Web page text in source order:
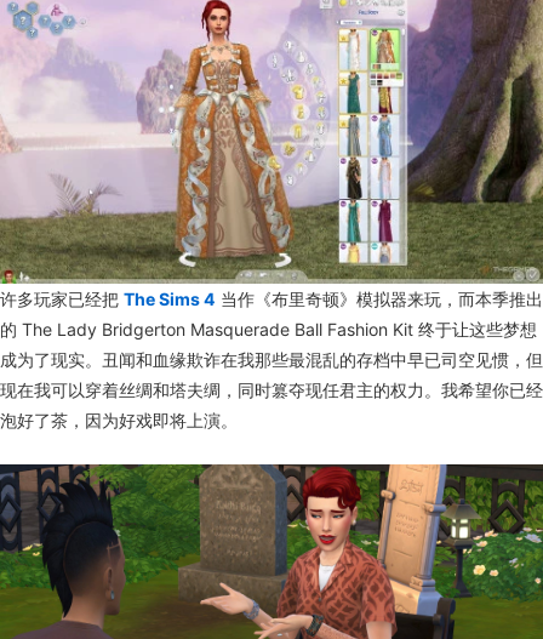
许多玩家已经把 The Sims 4 当作《布里奇顿》模拟器来玩，而本季推出
的 The Lady Bridgerton Masquerade Ball Fashion Kit 终于让这些梦想
成为了现实。丑闻和血缘欺诈在我那些最混乱的存档中早已司空见惯，但
现在我可以穿着丝绸和塔夫绸，同时篡夺现任君主的权力。我希望你已经
泡好了茶，因为好戏即将上演。